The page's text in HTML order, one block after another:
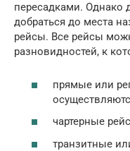
пересадками. Однако
добраться до места
рейсы. Все рейсы
разновидностей, к
прямые или
чартерные
транзитные